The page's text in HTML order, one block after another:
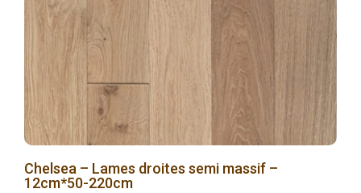
Chelsea – Lames droites semi massif –
12cm*50-220cm